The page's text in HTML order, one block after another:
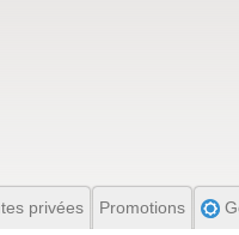
privées Promotions